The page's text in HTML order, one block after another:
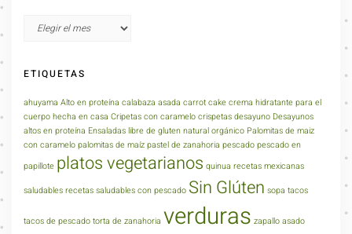
ETIQUETAS
ahuyama Alto en proteína calabaza asada carrot cake crema hidratante para el
cuerpo hecha en casa Cripetas con caramelo crispetas desayuno Desayunos
altos en proteína Ensaladas libre de gluten natural orgánico Palomitas de maiz
con caramelo palomitas de maíz pastel de zanahoria pescado pescado en
papillote platos vegetarianos quinua recetas mexicanas
saludables recetas saludables con pescado Sin Glúten sopa tacos
tacos de pescado torta de zanahoria verduras zapallo asado